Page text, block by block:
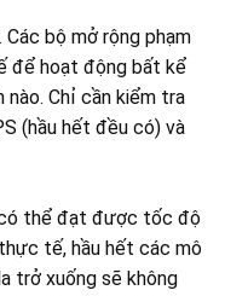
bộ mở rộng phạm
để hoạt động bất kể
nào. Chỉ cần kiểm tra
(hầu hết đều có) và
có thể đạt được tốc độ
tế, hầu hết các mô
trở xuống sẽ không